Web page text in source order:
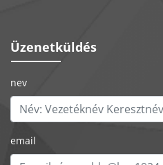
Üzenetküldés
nev
email